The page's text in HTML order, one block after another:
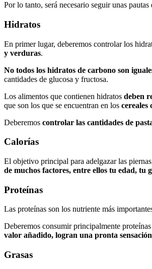
Por lo tanto, será necesario seguir unas
Hidratos
En primer lugar, deberemos controlar los
y verduras.
No todos los hidratos de carbono son
cantidades de glucosa y fructosa.
Los alimentos que contienen hidratos deben
que son los que se encuentran en los cereales
Deberemos controlar las cantidades de
Calorías
El objetivo principal para adelgazar las
de muchos factores, entre ellos tu edad,
Proteínas
Las proteínas son los nutriente más
Deberemos consumir principalmente
valor añadido, logran una pronta
Grasas